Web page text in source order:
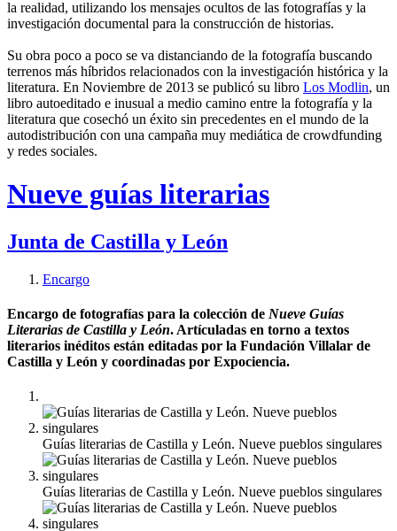
la realidad, utilizando los mensajes ocultos de las fotografías y la
investigación documental para la construcción de historias.
Su obra poco a poco se va distanciando de la fotografía buscando
terrenos más híbridos relacionados con la investigación histórica y la
literatura. En Noviembre de 2013 se publicó su libro Los Modlin, un
libro autoeditado e inusual a medio camino entre la fotografía y la
literatura que cosechó un éxito sin precedentes en el mundo de la
autodistribución con una campaña muy mediática de crowdfunding
y redes sociales.
Nueve guías literarias
Junta de Castilla y León
Encargo
Encargo de fotografías para la colección de Nueve Guías
Literarias de Castilla y León. Artículadas en torno a textos
literarios inéditos están editadas por la Fundación Villalar de
Castilla y León y coordinadas por Expociencia.
Guías literarias de Castilla y León. Nueve pueblos singulares
Guías literarias de Castilla y León. Nueve pueblos singulares